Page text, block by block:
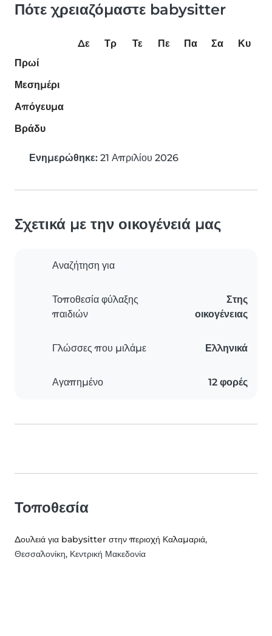
Πότε χρειαζόμαστε babysitter
Δε Τρ Τε Πε Πα Σα
Κυ
Πρωί
Μεσημέρι
Απόγευμα
Βράδυ
Ενημερώθηκε: 21 Απριλίου 2026
Σχετικά με την οικογένειά μας
Αναζήτηση για
Τοποθεσία φύλαξης
παιδιών
Στης
οικογένειας
Γλώσσες που μιλάμε Ελληνικά
Αγαπημένο 12 φορές
Τοποθεσία
Δουλειά για babysitter στην περιοχή Καλαμαριά,
Θεσσαλονίκη, Κεντρική Μακεδονία